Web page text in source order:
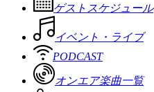
ゲストスケジュール
イベント・ライブ
PODCAST
オンエア楽曲一覧